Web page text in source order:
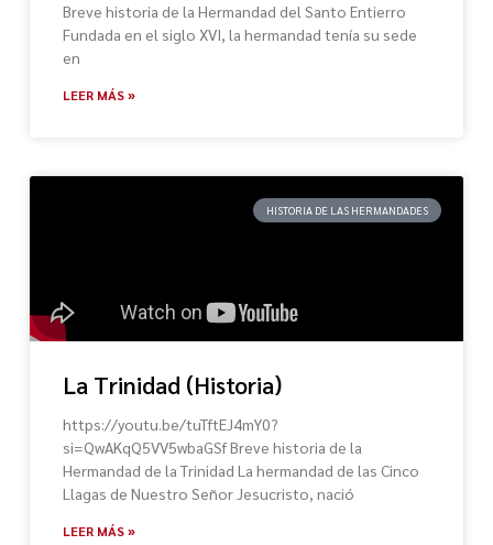
Breve historia de la Hermandad del Santo Entierro
Fundada en el siglo XVI, la hermandad tenía su sede
en
LEER MÁS »
HISTORIA DE LAS HERMANDADES
La Trinidad (Historia)
https://youtu.be/tuTftEJ4mY0?
si=QwAKqQ5VV5wbaGSf Breve historia de la
Hermandad de la Trinidad La hermandad de las Cinco
Llagas de Nuestro Señor Jesucristo, nació
LEER MÁS »